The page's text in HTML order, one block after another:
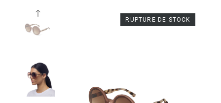
RUPTURE DE STOCK